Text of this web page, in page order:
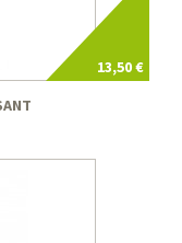
13,50 €